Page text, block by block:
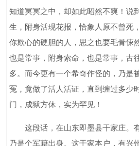
知道冥冥之中，却如此昭然不爽！说
生，附身活现花报，恰象人原不曾死
你欺心的硬胆的人，思之也要毛骨悚
也是常事，附身索命，也是常事，古
多。而今更有一个希奇作怪的，乃是
冤，竟做了活人活证，直到缠过多少
门，成狱方休，实为罕见！
这段话，在山东即墨县干家庄。有
乃是个军藉出身。这干家本户，有兴